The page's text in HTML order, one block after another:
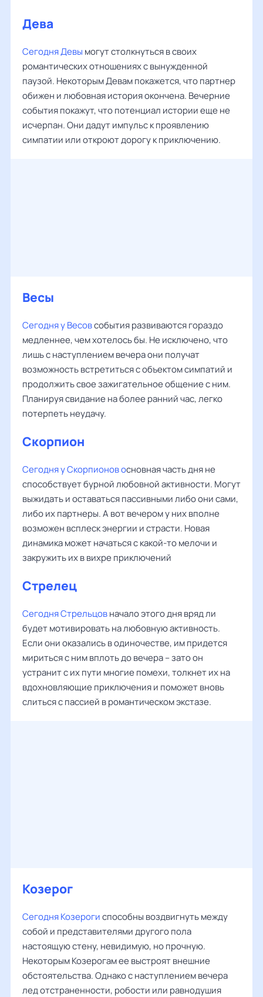
Дева
Сегодня Девы могут столкнуться в своих
романтических отношениях с вынужденной
паузой. Некоторым Девам покажется, что партнер
обижен и любовная история окончена. Вечерние
события покажут, что потенциал истории еще не
исчерпан. Они дадут импульс к проявлению
симпатии или откроют дорогу к приключению.
Весы
Сегодня у Весовсобытия развиваются гораздо
медленнее, чем хотелось бы. Не исключено, что
лишь с наступлением вечера они получат
возможность встретиться с объектом симпатий и
продолжить свое зажигательное общение с ним.
Планируя свидание на более ранний час, легко
потерпеть неудачу.
Скорпион
Сегодня у Скорпионовосновная часть дня не
способствует бурной любовной активности. Могут
выжидать и оставаться пассивными либо они сами,
либо их партнеры. А вот вечером у них вполне
возможен всплеск энергии и страсти. Новая
динамика может начаться с какой-то мелочи и
закружить их в вихре приключений
Стрелец
Сегодня Стрельцовначало этого дня вряд ли
будет мотивировать на любовную активность.
Если они оказались в одиночестве, им придется
мириться с ним вплоть до вечера – зато он
устранит с их пути многие помехи, толкнет их на
вдохновляющие приключения и поможет вновь
слиться с пассией в романтическом экстазе.
Козерог
Сегодня Козерогиспособны воздвигнуть между
собой и представителями другого пола
настоящую стену, невидимую, но прочную.
Некоторым Козерогам ее выстроят внешние
обстоятельства. Однако с наступлением вечера
лед отстраненности, робости или равнодушия